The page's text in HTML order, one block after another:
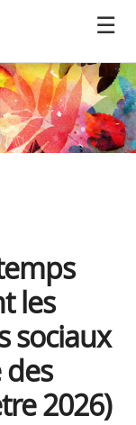
les
sociaux
2026)